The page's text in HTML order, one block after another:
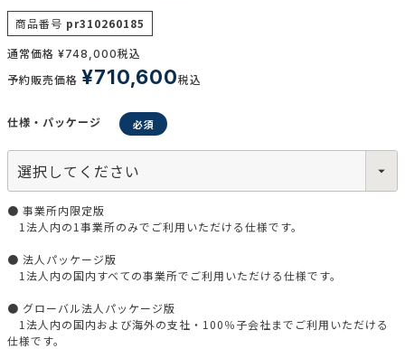
商品番号 pr310260185
通常価格 ¥748,000税込
予約販売価格 ¥710,600税込
仕様・パッケージ
● 事業所内限定版
1法人内の1事業所のみでご利用いただける仕様です。
● 法人パッケージ版
1法人内の国内すべての事業所でご利用いただける仕様です。
● グローバル法人パッケージ版
1法人内の国内および海外の支社・100％子会社までご利用いただける
仕様です。